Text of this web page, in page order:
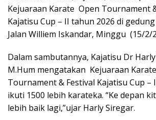
Kejuaraan Karate Open Tournament
Kajatisu Cup – II tahun 2026 di
Jalan Williem Iskandar, Minggu (15/2/
Dalam sambutannya, Kajatisu Dr
M.Hum mengatakan Kejuaraan
Tournament & Festival Kajatisu Cup –
ikuti 1500 lebih karateka. “Ke depan
lebih baik lagi,”ujar Harly Siregar.